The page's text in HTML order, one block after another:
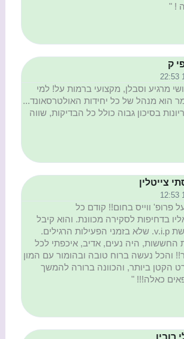
! "
ק
מרגיע וסבלן, מקצועי ברמות על! למי
הוא מנהל של כל יחידות האולטרסאונד...
אצלו 4 הריונות בסיכון גבוה כולל כל הבדיקות, שווה
צייטלין
פרופ' ווייס בחום!! קודם כל
בדחיפות לסקירה מכוונת. והוא קיבל
אותנו ממש בהרגשת v.i.p. שלא בזמני הפעילות הרגילים.
החששות, היה נעים, אדיב, איכפתי לכל
והכל נעשה ברוח טובה ובהומור עם המון
הקטן ביותר, והכוונה ברורה להמשך
כאלה!!! "
רובין